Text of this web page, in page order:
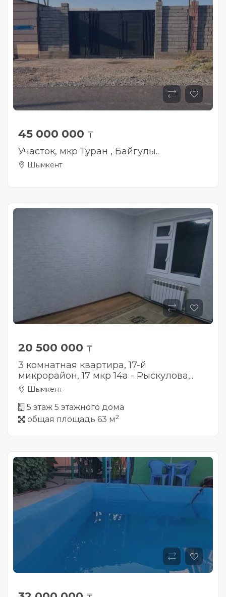
45 000 000 ₸
Участок, мкр Туран , Байгулы..
Шымкент
20 500 000 ₸
3 комнатная квартира, 17-й
микрорайон, 17 мкр 14а - Рыскулова,..
Шымкент
5 этаж 5 этажного дома
общая площадь 63 м2